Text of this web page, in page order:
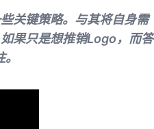
关键策略。与其将自身需
果只是想推销Logo，而答